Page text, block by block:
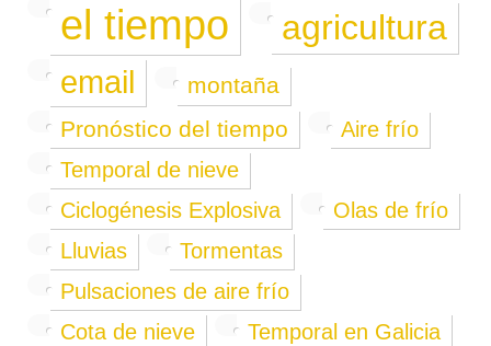
el tiempo agricultura
email montaña
Pronóstico del tiempo
Aire frío
Temporal de nieve
Ciclogénesis Explosiva
Olas de frío
Lluvias
Tormentas
Pulsaciones de aire frío
Cota de nieve
Temporal en Galicia